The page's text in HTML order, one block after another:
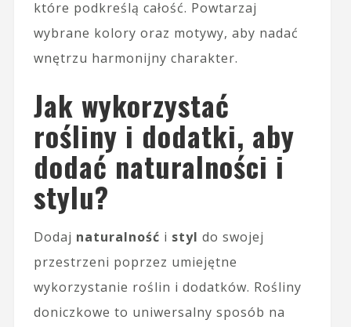
które podkreślą całość. Powtarzaj
wybrane kolory oraz motywy, aby nadać
wnętrzu harmonijny charakter.
Jak wykorzystać
rośliny i dodatki, aby
dodać naturalności i
stylu?
Dodaj naturalność i styl do swojej
przestrzeni poprzez umiejętne
wykorzystanie roślin i dodatków. Rośliny
doniczkowe to uniwersalny sposób na